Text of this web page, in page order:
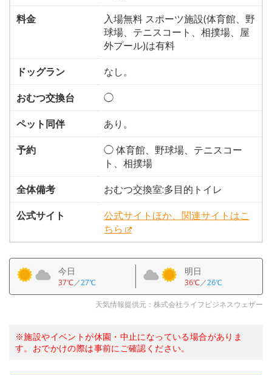
料金
入場無料 スポーツ施設(体育館、野
球場、テニスコート、相撲場、屋
外プール)は有料
ドッグラン
なし。
おむつ交換台
◯
ペット同伴
あり。
予約
◯ 体育館、野球場、テニスコー
ト、相撲場
全体備考
おむつ交換室:多目的トイレ
公式サイト
公式サイトほか、関連サイトはこ
ちら
今日
37℃／27℃
明日
36℃／26℃
天気情報提供元：株式会社ライフビジネスウェザー
※施設やイベントが休園・中止になっている場合がありま
す。おでかけの際は事前にご確認ください。